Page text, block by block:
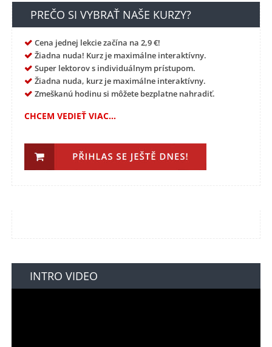
PREČO SI VYBRAŤ NAŠE KURZY?
Cena jednej lekcie začína na 2,9 €!
Žiadna nuda! Kurz je maximálne interaktívny.
Super lektorov s individuálnym prístupom.
Žiadna nuda, kurz je maximálne interaktívny.
Zmeškanú hodinu si môžete bezplatne nahradiť.
CHCEM VEDIEŤ VIAC...
INTRO VIDEO